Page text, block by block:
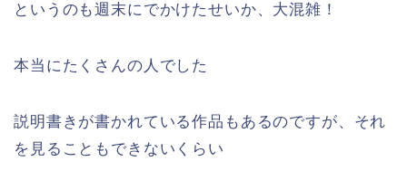
というのも週末にでかけたせいか、大混雑！
本当にたくさんの人でした
説明書きが書かれている作品もあるのですが、それ
を見ることもできないくらい